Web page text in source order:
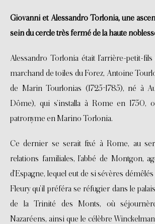
Giovanni et Alessandro Torlonia, une
sein du cercle très fermé de la haute
Alessandro Torlonia était l’arrière-petit-fils
marchand de toiles du Forez, Antoine
de Marin Tourlonias (1725-1785), né à
Dôme), qui s’installa à Rome en 1750,
patronyme en Marino Torlonia.
Ce dernier se serait fixé à Rome, au
relations familiales, l’abbé de Montgon,
d’Espagne, lequel eut de si sévères
Fleury qu’il préféra se réfugier dans le
de la Trinité des Monts, où
Nazaréens, ainsi que le célèbre